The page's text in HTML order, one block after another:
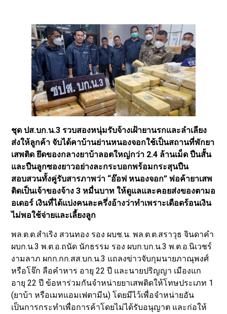
ชุด ปส.บก.น.3 รวบสองหนุ่มรับจ้างเฝ้ายานรกและลำเลียง
ส่งให้ลูกค้า จับได้คาบ้านย่านหนองจอกใช้เป็นสถานที่พักยา
เสพติด ยึดของกลางยาบ้าลอตใหญ่กว่า 2.4 ล้านเม็ด ปืนสั้น
และปืนลูกซองยาวอย่างละกระบอกพร้อมกระสุนปืน
สอบสวนทั้งคู่รับสารภาพว่า “อ๊อฟ หนองจอก” พ่อค้ายาเสพ
ติดเป็นเจ้าของจ้าง 3 หมื่นบาท ให้ดูแลและคอยส่งของตามอ
อเดอร์ เงินที่ได้แบ่งคนละครึ่งอ้างว่าทำเพราะเดือดร้อนเงิน
ไม่พอใช้จ่ายและเลี้ยงลูก
พล.ต.ต.สำเริง สวนทอง รอง ผบช.น. พล.ต.ต.สราวุธ จินดาคำ
ผบก.น.3 พ.ต.อ.ถนัด นักธรรม รอง ผบก.บก.น.3 พ.ต.อ.นิเวชร์
งามลาภ ผกก.กก.สส.บก.น.3 แถลงข่าวจับกุมนายภาณุพงศ์
หรือโจ๊ก ลือคำหาร อายุ 22 ปี และนายปริญญา เมืองแก
อายุ 22 ปี ข้อหาร่วมกันจำหน่ายยาเสพติดให้โทษประเภท 1
(ยาบ้า หรือเมทแอมเฟตามีน) โดยมีไว้เพื่อจำหน่ายอัน
เป็นการกระทำเพื่อการค้าโดยไม่ได้รับอนุญาต และก่อให้